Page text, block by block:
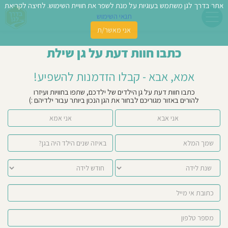
כתבו חוות דעת על גן שילת
אמא, אבא - קבלו הזדמנות להשפיע!
כתבו חוות דעת על גן הילדים של ילדכם, שתפו בחוויות ועיזרו
להורים באזור מגוריכם לבחור את הגן הנכון ביותר עבור ילדיהם :)
אני אמא אני אבא
אתר בדרך לגן משתמש בעוגיות על מנת לשפר את חוויית השימוש. לחיצה לקריאת
תנאי השימוש
אני מאשר/ת